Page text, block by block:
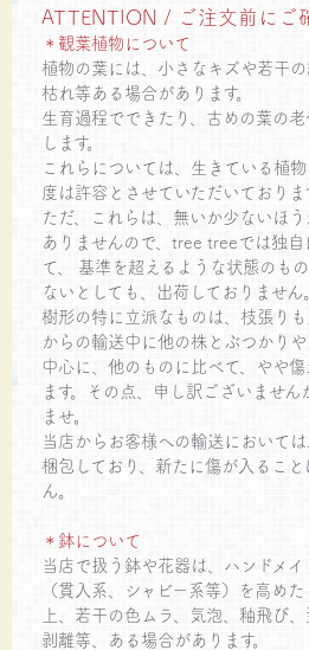
ATTENTION / ご注文前にご
＊観葉植物について
植物の葉には、小さなキズや若干
枯れ等ある場合があります。
生育過程でできたり、古めの葉の
します。
これらについては、生きている植
度は許容とさせていただいておりま
ただ、これらは、無いか少ないほ
ありませんので、tree treeでは独
て、 基準を超えるような状態のも
ないとしても、出荷しておりません。
樹形の特に立派なものは、枝張り
からの輸送中に他の株とぶつかり
中心に、他のものに比べて、やや
ます。その点、申し訳ございませ
ませ。
当店からお客様への輸送において
梱包しており、新たに傷が入るこ
ん。
＊鉢について
当店で扱う鉢や花器は、ハンドメ
（貫入系、シャビー系等）を高め
上、若干の色ムラ、気泡、釉飛び
剥離等、ある場合があります。